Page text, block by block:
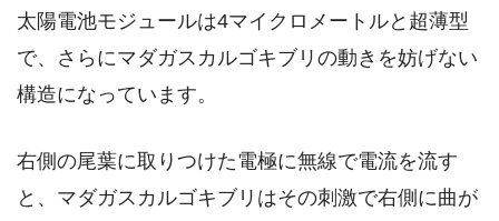
太陽電池モジュールは4マイクロメートルと超薄型
で、さらにマダガスカルゴキブリの動きを妨げない
構造になっています。
右側の尾葉に取りつけた電極に無線で電流を流す
と、マダガスカルゴキブリはその刺激で右側に曲が